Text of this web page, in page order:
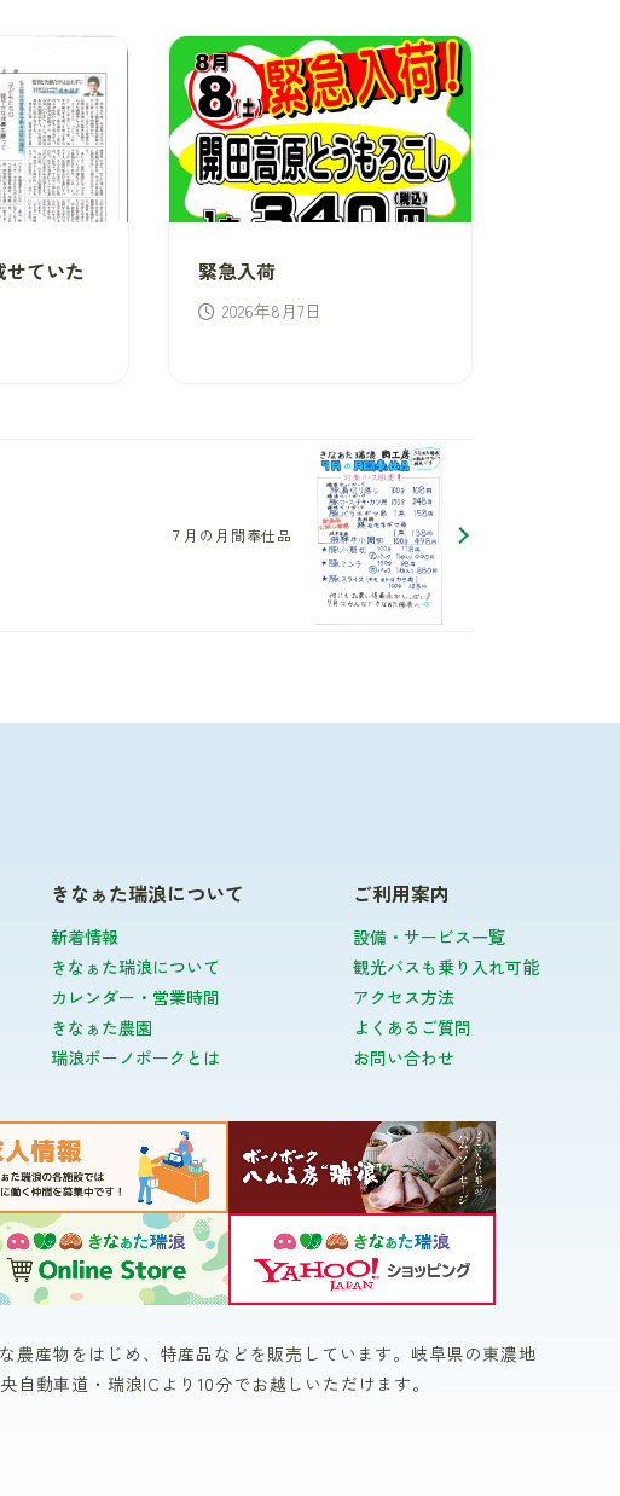
せていた
緊急入荷
2026年8月7日
７月の月間奉仕品
きなぁた瑞浪について
新着情報
きなぁた瑞浪について
カレンダー・営業時間
きなぁた農園
瑞浪ボーノポークとは
ご利用案内
設備・サービス一覧
観光バスも乗り入れ可能
アクセス方法
よくあるご質問
お問い合わせ
農産物をはじめ、特産品などを販売しています。岐阜県の東濃地
動車道・瑞浪ICより10分でお越しいただけます。